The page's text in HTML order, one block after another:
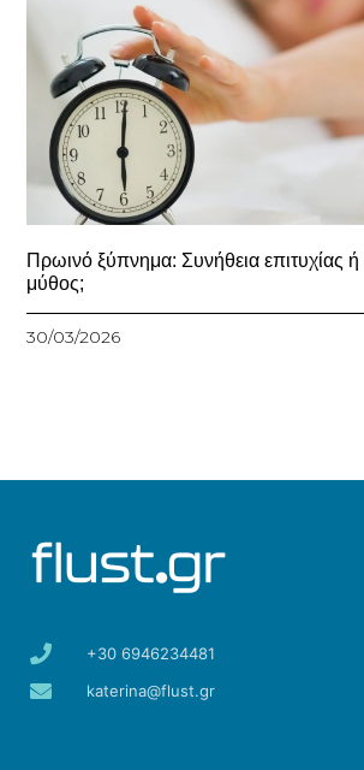
Πρωινό ξύπνημα: Συνήθεια επιτυχίας
μύθος;
30/03/2026
+30 6946234481
katerina@flust.gr